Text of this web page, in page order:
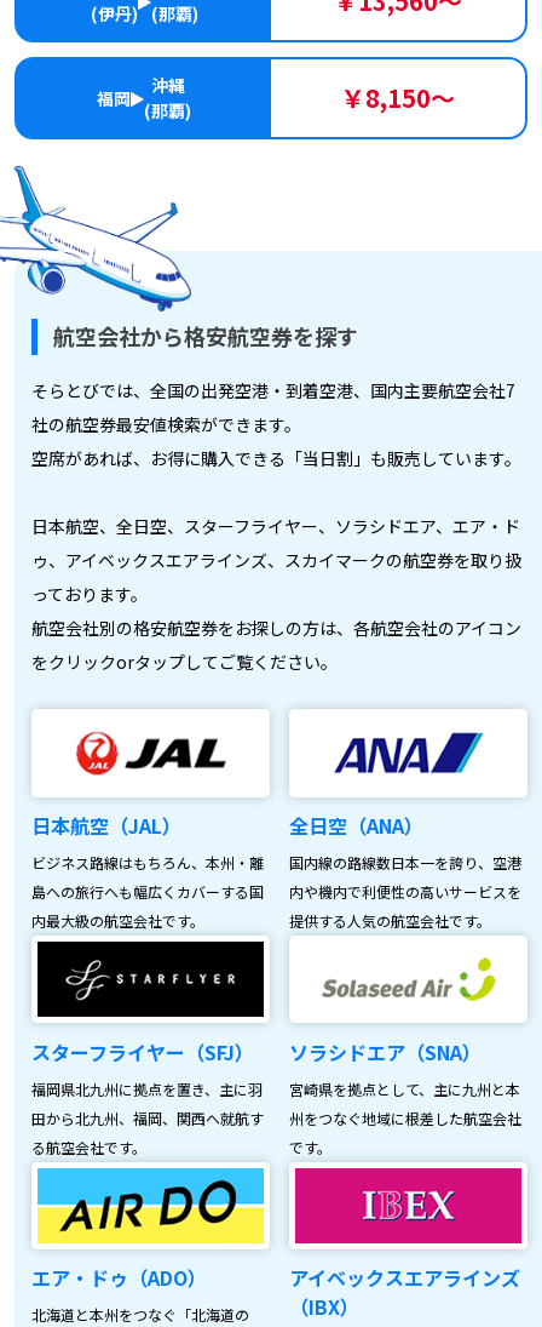
(伊丹)
(那覇)
福岡
沖縄
(那覇)
￥8,150～
航空会社から格安航空券を探す
そらとびでは、全国の出発空港・到着空港、国内主要航空会社7
社の航空券最安値検索ができます。
空席があれば、お得に購入できる「当日割」も販売しています。
日本航空、全日空、スターフライヤー、ソラシドエア、エア・ド
ゥ、アイベックスエアラインズ、スカイマークの航空券を取り扱
っております。
航空会社別の格安航空券をお探しの方は、各航空会社のアイコン
をクリックorタップしてご覧ください。
日本航空（JAL）
ビジネス路線はもちろん、本州・離
島への旅行へも幅広くカバーする国
内最大級の航空会社です。
全日空（ANA）
国内線の路線数日本一を誇り、空港
内や機内で利便性の高いサービスを
提供する人気の航空会社です。
スターフライヤー（SFJ）
福岡県北九州に拠点を置き、主に羽
田から北九州、福岡、関西へ就航す
る航空会社です。
ソラシドエア（SNA）
宮崎県を拠点として、主に九州と本
州をつなぐ地域に根差した航空会社
です。
エア・ドゥ（ADO）
北海道と本州をつなぐ「北海道の
アイベックスエアラインズ
（IBX）